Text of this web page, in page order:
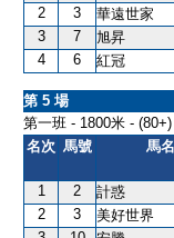
2
3 華遠世家
3
7 旭昇
4
6 紅冠
第 5 場
第一班 - 1800米 -
名次 馬號 馬名
1 2 計惑
2
3 美好世界